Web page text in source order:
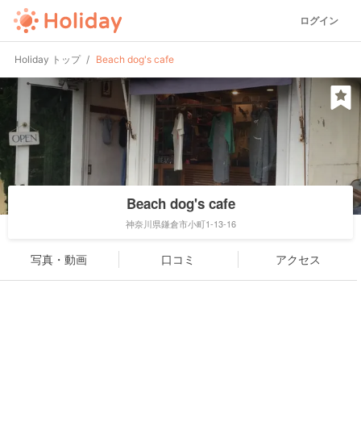
ログイン
Holiday トップ Beach dog's cafe
Beach dog's cafe
神奈川県鎌倉市小町1-13-16
写真・動画 口コミ アクセス